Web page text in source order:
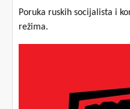
Poruka ruskih socijalista i
režima.